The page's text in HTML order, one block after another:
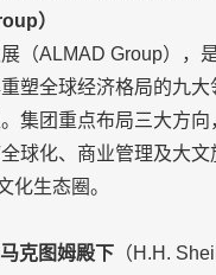
）
（ALMAD Group），
塑全球经济格局的九
集团重点布局三大方
球化、商业管理及大
化生态圈。
马克图姆殿下 （H.H.